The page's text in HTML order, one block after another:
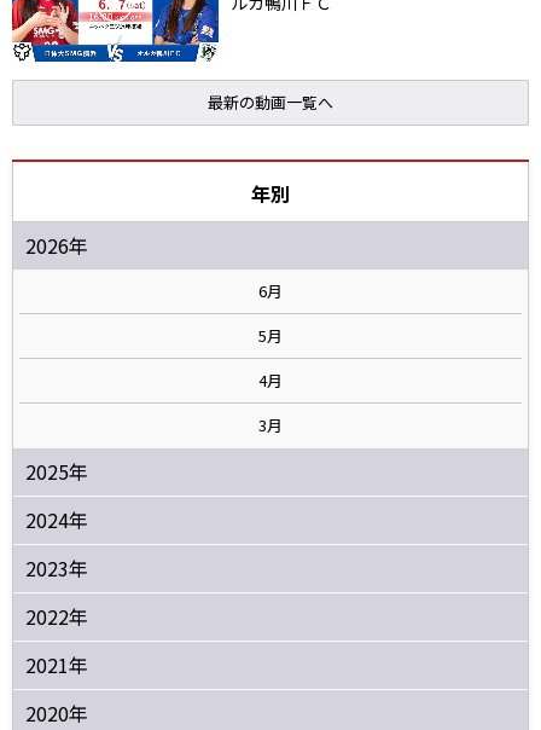
最新の動画一覧へ
年別
2026年
6月
5月
4月
3月
2025年
2024年
2023年
2022年
2021年
2020年